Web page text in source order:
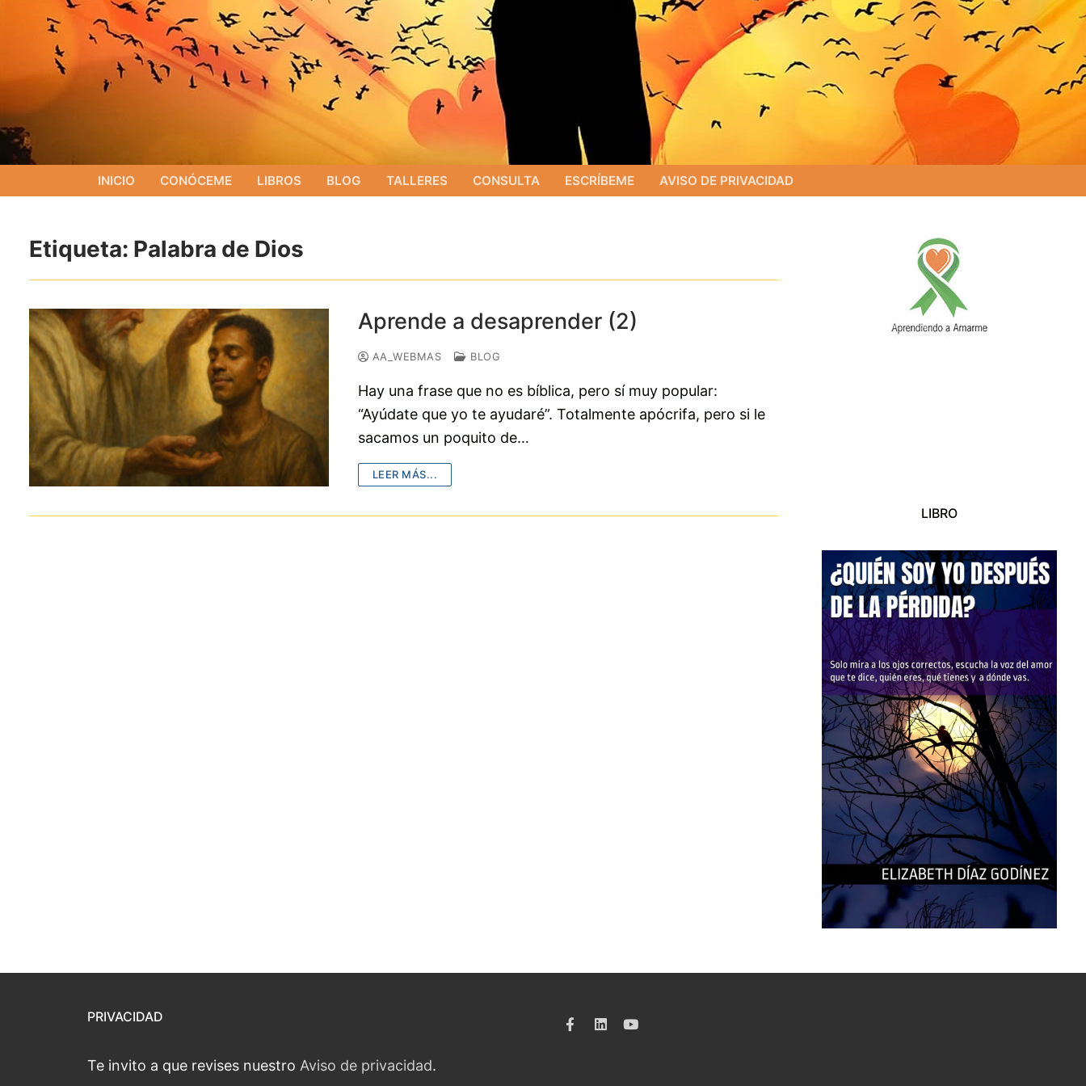
INICIO CONÓCEME LIBROS BLOG TALLERES CONSULTA ESCRÍBEME AVISO DE PRIVACIDAD
Etiqueta: Palabra de Dios
Aprende a desaprender (2)
AA_WEBMAS BLOG
Hay una frase que no es bíblica, pero sí muy popular:
“Ayúdate que yo te ayudaré”. Totalmente apócrifa, pero si le
sacamos un poquito de…
LEER MÁS...
LIBRO
PRIVACIDAD
Te invito a que revises nuestro Aviso de privacidad.